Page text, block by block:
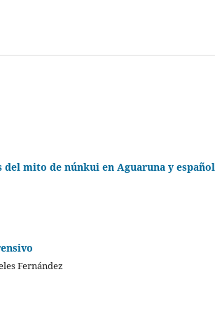
del mito de núnkui en Aguaruna y español
Fernández